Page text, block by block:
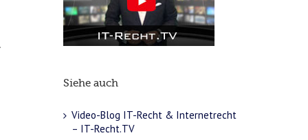
Siehe auch
Video-Blog IT-Recht & Internetrecht
– IT-Recht.TV